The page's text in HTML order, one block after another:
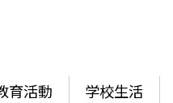
育活動 学校生活